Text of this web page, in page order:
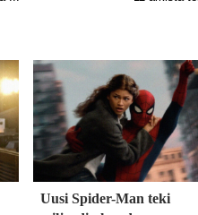
Uusi Spider-Man teki